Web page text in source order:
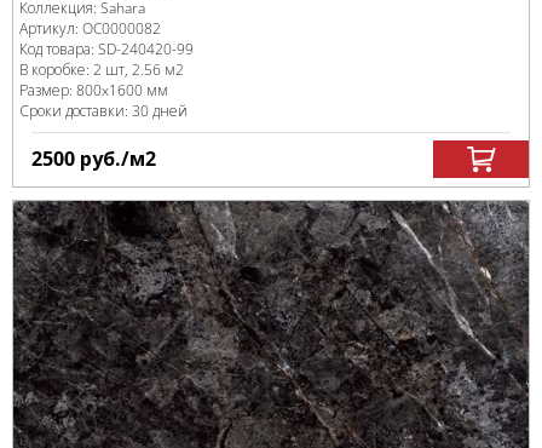
Коллекция: Sahara
Артикул: OC0000082
Код товара: SD-240420-99
В коробке: 2 шт, 2.56 м2
Размер: 800x1600 мм
Сроки доставки: 30 дней
2500 руб./м2